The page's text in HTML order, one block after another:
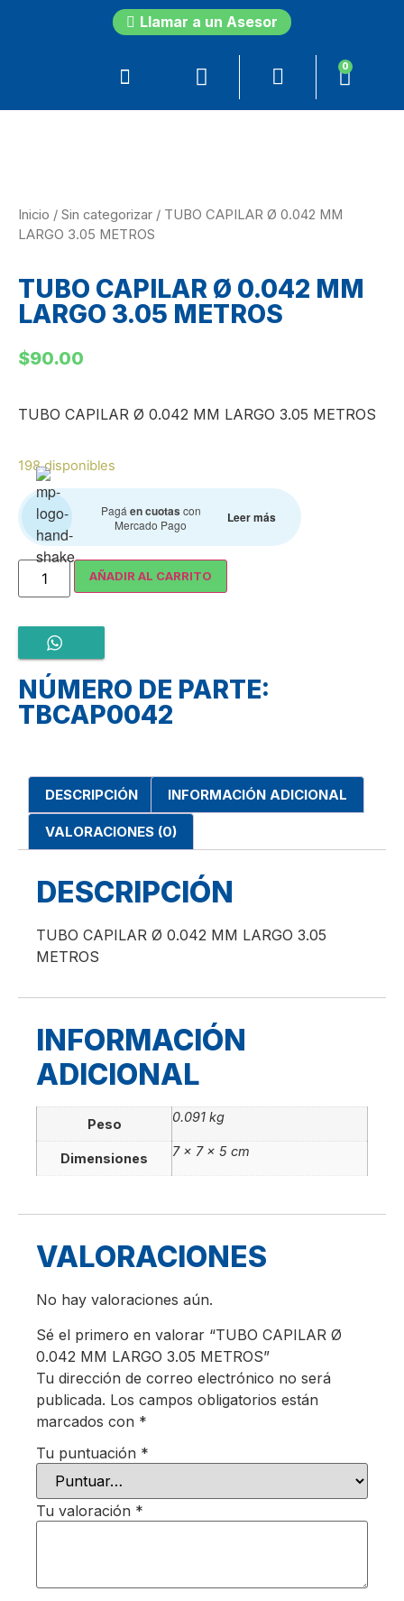
Llamar a un Asesor
0
Inicio / Sin categorizar / TUBO CAPILAR Ø 0.042 MM
LARGO 3.05 METROS
TUBO CAPILAR Ø 0.042 MM
LARGO 3.05 METROS
$90.00
TUBO CAPILAR Ø 0.042 MM LARGO 3.05 METROS
198 disponibles
Pagáen cuotas con
Mercado Pago
Leer más
AÑADIR AL CARRITO
NÚMERO DE PARTE:
TBCAP0042
DESCRIPCIÓN INFORMACIÓN ADICIONAL
VALORACIONES (0)
DESCRIPCIÓN
TUBO CAPILAR Ø 0.042 MM LARGO 3.05
METROS
INFORMACIÓN
ADICIONAL
Peso 0.091 kg
Dimensiones 7 × 7 × 5 cm
VALORACIONES
No hay valoraciones aún.
Sé el primero en valorar “TUBO CAPILAR Ø
0.042 MM LARGO 3.05 METROS”
Tu dirección de correo electrónico no será
publicada. Los campos obligatorios están
marcados con *
Tu puntuación *
Tu valoración *